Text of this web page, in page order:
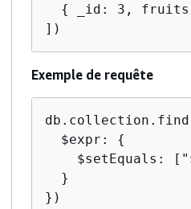
{
_id: 3, fruits:
])
Exemple de requête
  $expr:
{
$setEquals:
  }
})